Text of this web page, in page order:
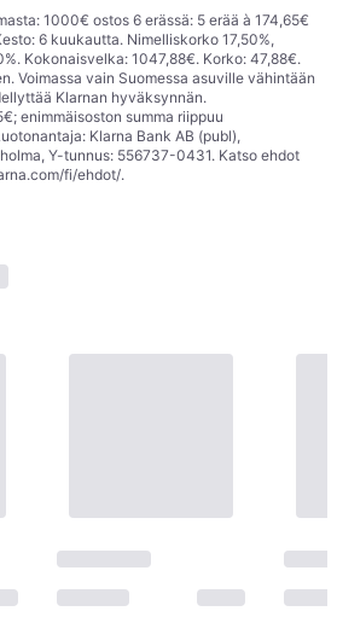
1000€ ostos 6 erässä: 5 erää à 174,65€
6 kuukautta. Nimelliskorko 17,50%,
Kokonaisvelka: 1047,88€. Korko: 47,88€.
Voimassa vain Suomessa asuville vähintään
Klarnan hyväksynnän.
enimmäisoston summa riippuu
Klarna Bank AB (publ),
Y-tunnus: 556737-0431. Katso ehdot
fi/ehdot/.